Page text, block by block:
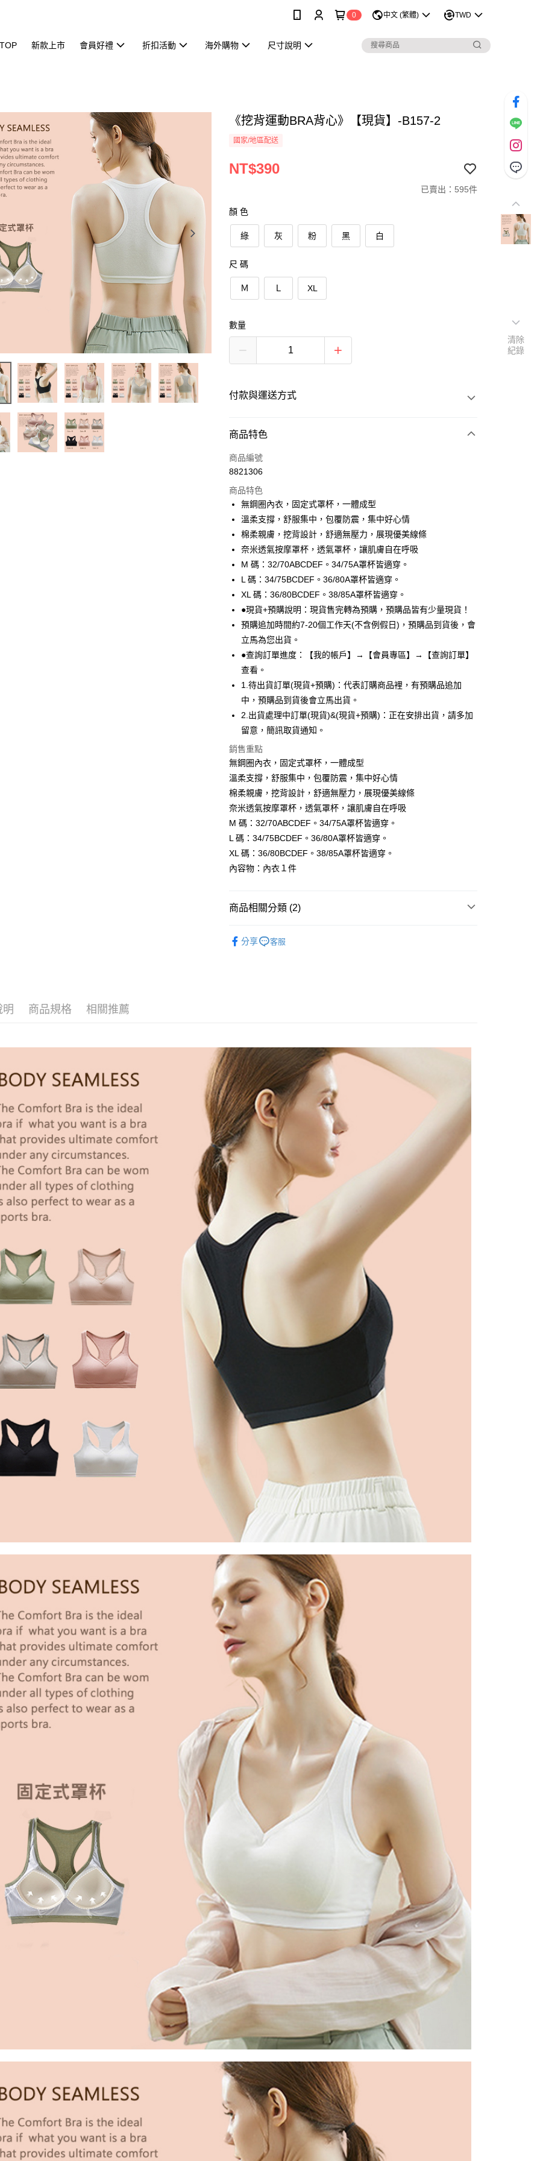
0 中文 (繁體) TWD
新款上市 會員好禮 折扣活動 海外購物 尺寸說明
《挖背運動BRA背心》【現貨】-B157-2
國家/地區配送
NT$390
已賣出：595件
顏 色
綠 灰 粉 黑 白
尺 碼
Ｍ XL
數量
付款與運送方式
付款方式
信用卡一次付款
3 期 0 利率 每期 NT$130
合作金庫商業銀行
第一商業銀行
華南商業銀行
彰化商業銀行
國泰世華商業銀行
兆豐國際商業銀行
臺灣中小企業銀行
台中商業銀行
匯豐（台灣）商業銀行
華泰商業銀行
聯邦商業銀行
遠東國際商業銀行
元大商業銀行
永豐商業銀行
台新國際商業銀行
中國信託商業銀行
台灣樂天信用卡公司
6 期 0 利率 每期NT$65
合作金庫商業銀行
第一商業銀行
華南商業銀行
彰化商業銀行
上海商業儲蓄銀行
台北富邦商業銀行
臺灣中小企業銀行
台中商業銀行
匯豐（台灣）商業銀行
華泰商業銀行
聯邦商業銀行
遠東國際商業銀行
元大商業銀行
永豐商業銀行
玉山商業銀行
台灣樂天信用卡公司
超商取貨付款
LINE Pay
Apple Pay
悠遊付
全盈+PAY
AFTEE先享後付
【關於「AFTEE先享後付」】
AFTEE先享後付是「在收到商品之後才付款」的支付方式。 讓您購物簡單
便利好安心！
２．便利：只要手機號碼，簡訊認證，即可結帳。
３．安心：先確認商品／服務後，再付款。
【「AFTEE先享後付」結帳流程】
１．於結帳方式選擇「AFTEE先享後付」後，將跳轉至「AFTEE先享後
付」結帳頁面，進行簡訊認證並確認金額後，即可完成結帳。
２．訂單成立數日內，您將收到繳費通知簡訊。
３．收到繳費通知簡訊後14天內，點擊此簡訊中的連結，可透過四大超商
／ATM／網路銀行／等多元方式進行付款，方視為交易完成。
絡購買商品的店家。未經商家同意取消之訂單仍視為有效，需透過AFTEE
先享後付繳納相關費用。
※ 交易是否成功請以「AFTEE先享後付 」之結帳頁面顯示為準，若有關於
是否繳費成功／繳費後需取消欲退款等相關疑問，請聯繫「AFTEE先享後
付客戶支援中心」https://netprotections.freshdesk.com/support/home
１．透過由恩沛科技股份有限公司提供之「AFTEE先享後付」服務完成之
交易，需依本服務之必要範圍內提供個人資料，並將交易相關給付款項請
２．關於個人資料處理事宜，請瀏覽以下網址：
https://aftee.tw/terms/#terms3
ATM付款
全家取貨付款
每筆NT$99,999
付款後全家取貨
7-11取貨付款
每筆NT$99,999
國際空運 lnternational air parcel
商品特色
商品編號
8821306
商品特色
無鋼圈內衣，固定式罩杯，一體成型
溫柔支撐，舒服集中，包覆防震，集中好心情
棉柔親膚，挖背設計，舒適無壓力，展現優美線條
奈米透氣按摩罩杯，透氣罩杯，讓肌膚自在呼吸
M 碼：32/70ABCDEF。34/75A罩杯皆適穿。
L 碼：34/75BCDEF。36/80A罩杯皆適穿。
XL 碼：36/80BCDEF。38/85A罩杯皆適穿。
●現貨+預購說明：現貨售完轉為預購，預購品皆有少量現貨！
預購追加時間約7-20個工作天(不含例假日)，預購品到貨後，會
立馬為您出貨。
●查詢訂單進度：【我的帳戶】→【會員專區】→【查詢訂單】
查看。
1.待出貨訂單(現貨+預購)：代表訂購商品裡，有預購品追加
中，預購品到貨後會立馬出貨。
2.出貨處理中訂單(現貨)&(現貨+預購)：正在安排出貨，請多加
留意，簡訊取貨通知。
銷售重點
無鋼圈內衣，固定式罩杯，一體成型
溫柔支撐，舒服集中，包覆防震，集中好心情
棉柔親膚，挖背設計，舒適無壓力，展現優美線條
奈米透氣按摩罩杯，透氣罩杯，讓肌膚自在呼吸
M 碼：32/70ABCDEF。34/75A罩杯皆適穿。
L 碼：34/75BCDEF。36/80A罩杯皆適穿。
XL 碼：36/80BCDEF。38/85A罩杯皆適穿。
內容物：內衣１件
商品相關分類 (2)
分享 客服
明 商品規格 相關推薦
清除
紀錄